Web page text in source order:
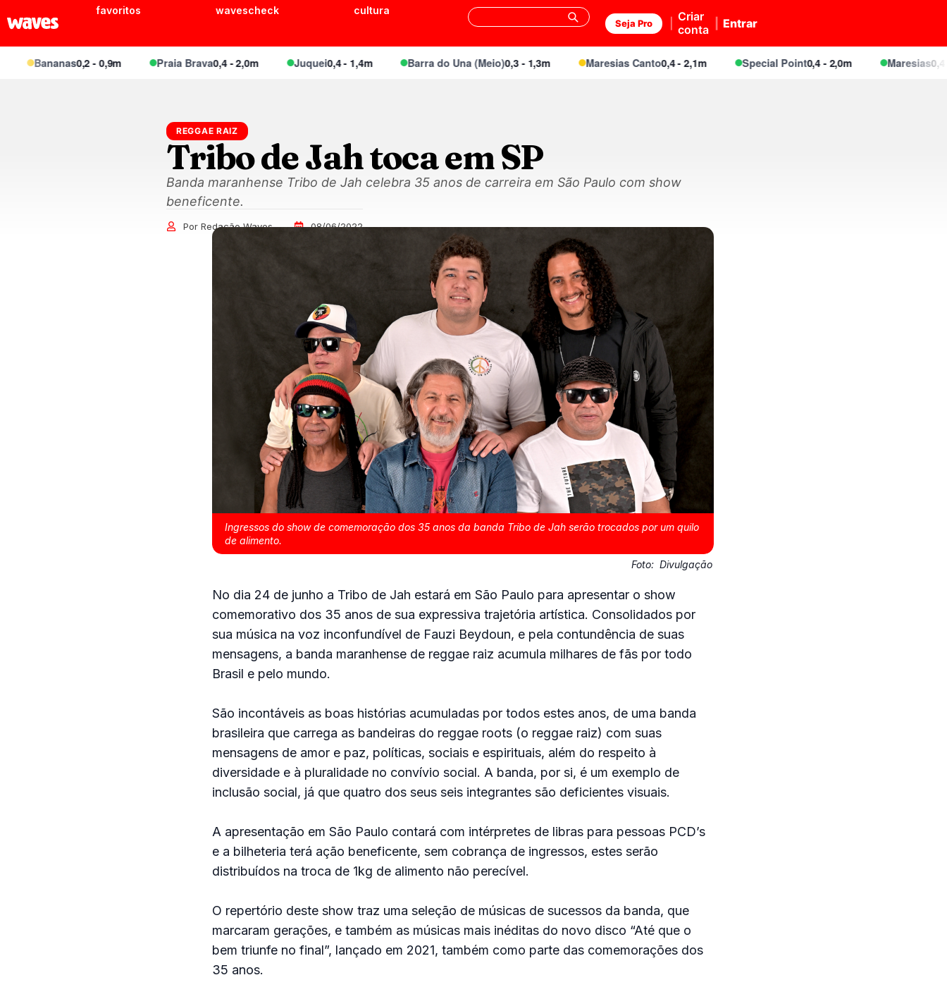
favoritos wavescheck cultura
Seja Pro
Criar
conta
Entrar
Bananas0,2 - 0,9m Praia Brava 0,4 - 2,0m Juquei0,4 - 1,4m Barra do Una (Meio)0,3 - 1,3m Maresias Canto0,4 - 2,1m Special Point0,4 - 2,0m Maresias0,4 - 2,1m
REGGAE RAIZ
Tribo de Jah toca em SP
Banda maranhense Tribo de Jah celebra 35 anos de carreira em São Paulo com show
beneficente.
Por Redação Waves 08/06/2022
Ingressos do show de comemoração dos 35 anos da banda Tribo de Jah serão trocados por um quilo
de alimento.
Foto: Divulgação
No dia 24 de junho a Tribo de Jah estará em São Paulo para apresentar o show
comemorativo dos 35 anos de sua expressiva trajetória artística. Consolidados por
sua música na voz inconfundível de Fauzi Beydoun, e pela contundência de suas
mensagens, a banda maranhense de reggae raiz acumula milhares de fãs por todo
Brasil e pelo mundo.
São incontáveis as boas histórias acumuladas por todos estes anos, de uma banda
brasileira que carrega as bandeiras do reggae roots (o reggae raiz) com suas
mensagens de amor e paz, políticas, sociais e espirituais, além do respeito à
diversidade e à pluralidade no convívio social. A banda, por si, é um exemplo de
inclusão social, já que quatro dos seus seis integrantes são deficientes visuais.
A apresentação em São Paulo contará com intérpretes de libras para pessoas PCD’s
e a bilheteria terá ação beneficente, sem cobrança de ingressos, estes serão
distribuídos na troca de 1kg de alimento não perecível.
O repertório deste show traz uma seleção de músicas de sucessos da banda, que
marcaram gerações, e também as músicas mais inéditas do novo disco “Até que o
bem triunfe no final”, lançado em 2021, também como parte das comemorações dos
35 anos.